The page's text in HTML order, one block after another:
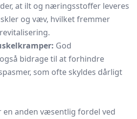
at ilt og næringsstoffer leveres
og væv, hvilket fremmer
God
bidrage til at forhindre
som ofte skyldes dårligt
en anden væsentlig fordel ved